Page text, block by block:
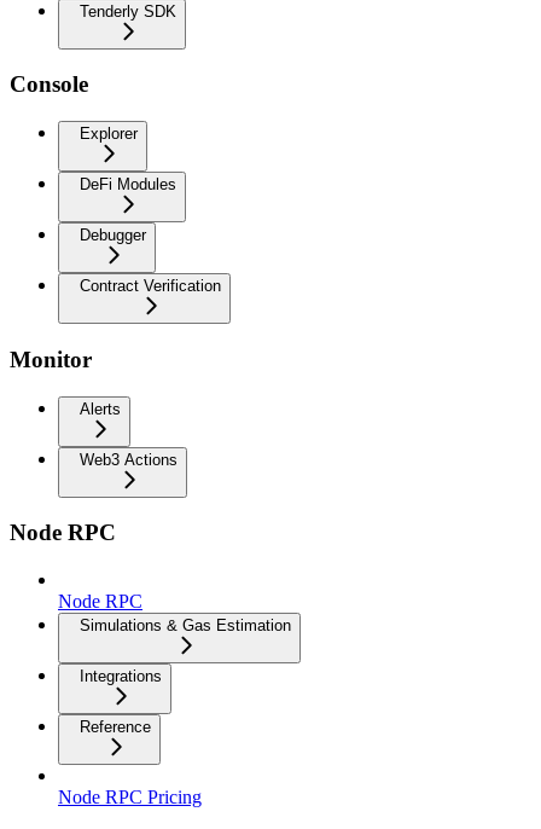
Tenderly SDK
Console
Explorer
DeFi Modules
Debugger
Contract Verification
Monitor
Alerts
Web3 Actions
Node RPC
Node RPC
Simulations & Gas Estimation
Integrations
Reference
Node RPC Pricing